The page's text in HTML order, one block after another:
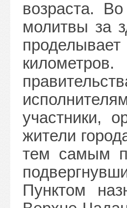
возраста.
молитвы за
участники,
жители
тем самым
Пунктом